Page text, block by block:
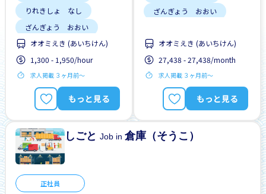
りれきしょ なし
ざんぎょう おおい
がいこくじんが いる
土日祝 やすみ
男性かんげい
オオミえき (あいちけん)
1,300 - 1,950/hour
求人掲載 ３ヶ月前〜
もっと見る
ざんぎょう おおい
土日祝 やすみ
男性かんげい
車通勤
オオミえき (あいちけん)
27,438 - 27,438/month
求人掲載 ３ヶ月前〜
もっと見る
しごとJob in倉庫（そうこ）
正社員